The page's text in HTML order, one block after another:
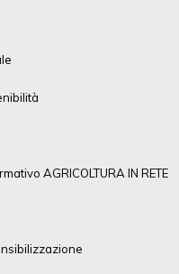
AGRICOLTURA IN RETE